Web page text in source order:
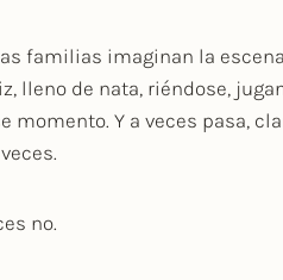
familias imaginan la
lleno de nata, riéndose,
momento. Y a veces pasa,
no.